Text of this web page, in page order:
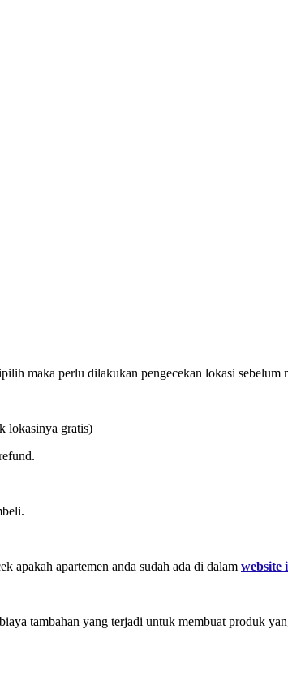
maka perlu dilakukan pengecekan lokasi sebelum
lokasinya gratis)
apakah apartemen anda sudah ada di dalam website
tambahan yang terjadi untuk membuat produk